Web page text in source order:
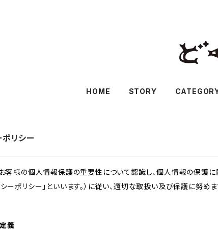
HOME STORY
リシー
お客様の個人情報保護の重要性について認識し、個人情報の保護に
ーポリシー」といいます。）に従い、適切な取扱い及び保護に努めま
義